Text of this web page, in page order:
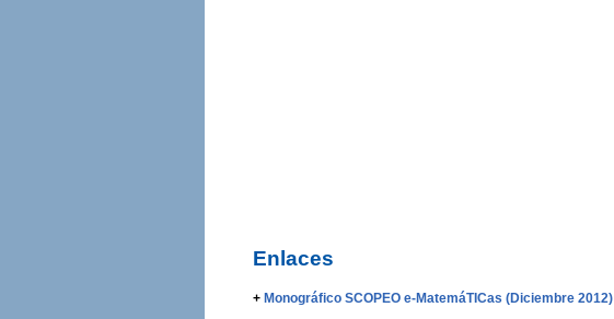
Enlaces
+ Monográfico SCOPEO e-MatemáTICas (Diciembre 2012)